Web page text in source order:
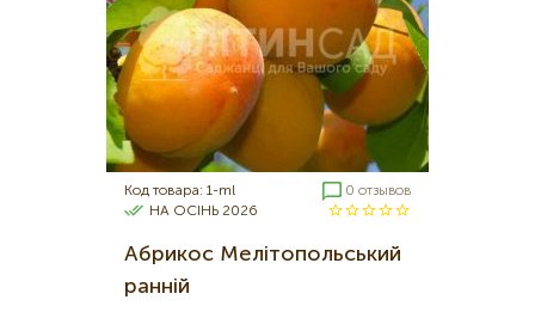
Код товара: 1-ml
0 отзывов
НА ОСІНЬ 2026
Абрикос Мелітопольський
ранній